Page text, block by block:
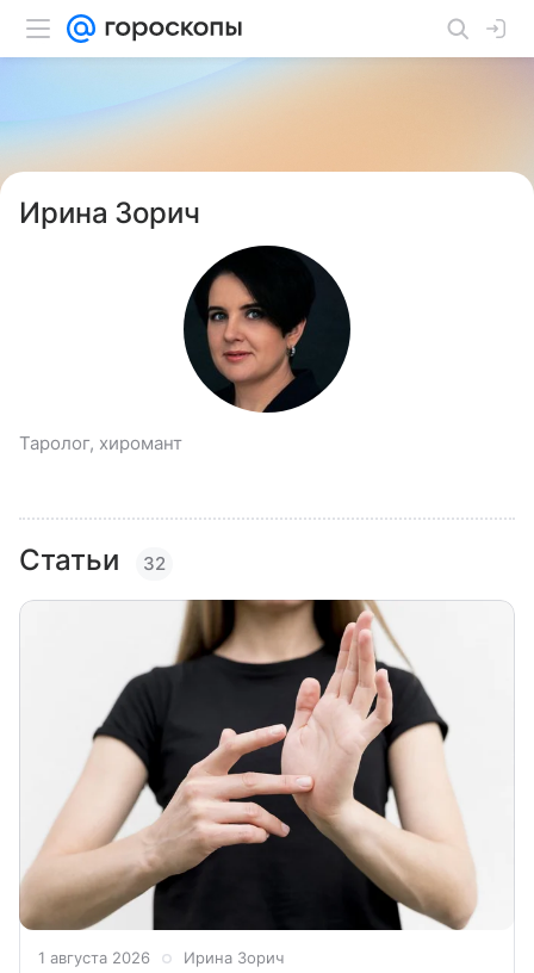
Ирина Зорич
Таролог, хиромант
Статьи 32
1 августа 2026 Ирина Зорич